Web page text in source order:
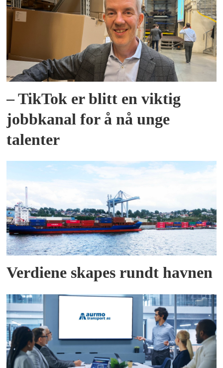
– TikTok er blitt en viktig
jobbkanal for å nå unge
talenter
Verdiene skapes rundt havnen